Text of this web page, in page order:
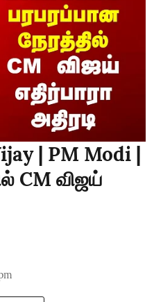
| PM Modi |
CM விஜய்